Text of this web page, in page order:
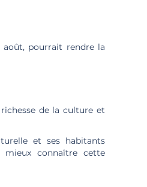
pourrait rendre la
de la culture et
et ses habitants
connaître cette